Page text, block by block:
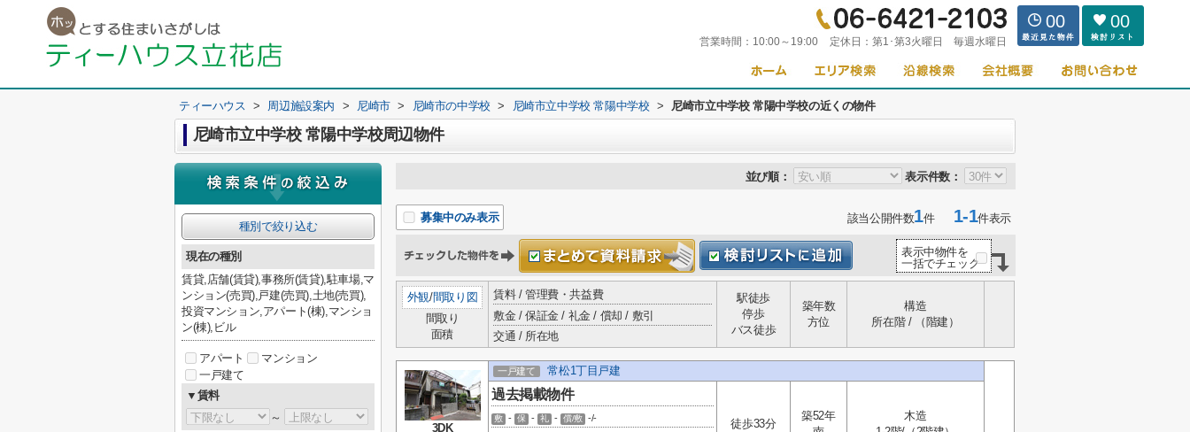
営業時間： 10:00～19:00 定休日： 第1･第3火曜日 毎週水曜日
00 00
ティーハウス > 周辺施設案内 > 尼崎市 > 尼崎市の中学校 > 尼崎市立中学校 常陽中学校 > 尼崎市立中学校 常陽中学校の近くの物件
尼崎市立中学校 常陽中学校周辺物件
並び順： 表示件数：
募集中のみ表示 該当公開件数1件1-1件表示
表示中物件を
一括でチェック
外観/間取り図
間取り
面積
賃料 / 管理費・共益費
敷金 / 保証金 / 礼金 / 償却 / 敷引
交通 / 所在地
駅徒歩
停歩
バス徒歩
築年数
方位
構造
所在階 / （階建）
3DK
一戸建て 常松1丁目戸建
過去掲載物件
敷 - 保 - 礼 - 償/敷 -/- 徒歩33分
築52年
木造
種別で絞り込む
現在の種別
賃貸,店舗(賃貸),事務所(賃貸),駐車場,マ
ンション(売買),戸建(売買),土地(売買),
投資マンション,アパート(棟),マンショ
ン(棟),ビル
アパート
マンション
一戸建て
▼賃料
～